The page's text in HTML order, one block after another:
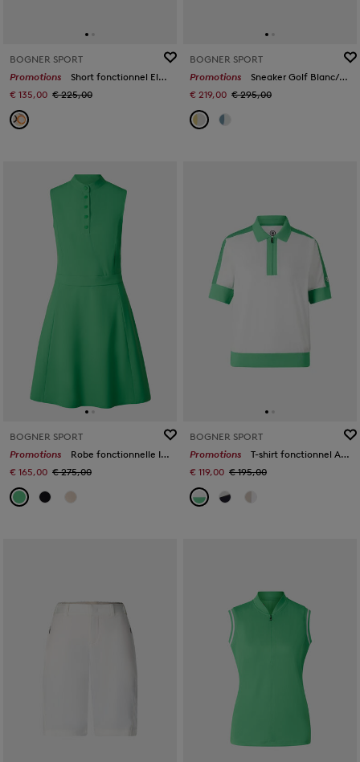
BOGNER SPORT
Promotions
Short fonctionnel Eleni Sable/orange/gris
€ 135,00 € 225,00
BOGNER SPORT
Promotions
Sneaker Golf Blanc/Jaune
€ 219,00 € 295,00
BOGNER SPORT
Promotions
Robe fonctionnelle Ilena Vert
€ 165,00 € 275,00
BOGNER SPORT
Promotions
T-shirt fonctionnel Arabell Blanc/vert
€ 119,00 € 195,00